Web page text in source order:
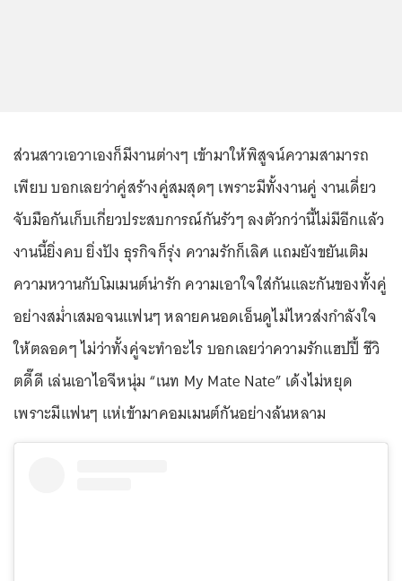
ส่วนสาวเอวาเองก็มีงานต่างๆ เข้ามาให้พิสูจน์ความสามารถ
เพียบ บอกเลยว่าคู่สร้างคู่สมสุดๆ เพราะมีทั้งงานคู่ งานเดี่ยว
จับมือกันเก็บเกี่ยวประสบการณ์กันรัวๆ ลงตัวกว่านี้ไม่มีอีกแล้ว
งานนี้ยิ่งคบ ยิ่งปัง ธุรกิจก็รุ่ง ความรักก็เลิศ แถมยังขยันเติม
ความหวานกับโมเมนต์น่ารัก ความเอาใจใส่กันและกันของทั้งคู่
อย่างสม่ำเสมอจนแฟนๆ หลายคนอดเอ็นดูไม่ไหวส่งกำลังใจ
ให้ตลอดๆ ไม่ว่าทั้งคู่จะทำอะไร บอกเลยว่าความรักแฮปปี้ ชีวิ
ตดี๊ดี เล่นเอาไอจีหนุ่ม “เนท My Mate Nate” เด้งไม่หยุด
เพราะมีแฟนๆ แห่เข้ามาคอมเมนต์กันอย่างล้นหลาม